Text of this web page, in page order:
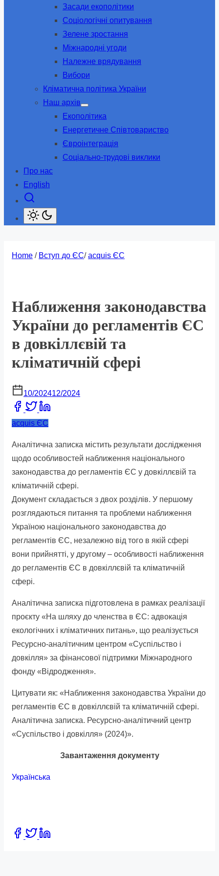
Засади екополітики
Соціологічні опитування
Зелене зростання
Міжнародні угоди
Належне врядування
Вибори
Кліматична політика України
Наш архів
Show
sub
Екополітика
Енергетичне Співтовариство
Євроінтеграція
Соціально-трудові виклики
Про нас
English
Home / Вступ до ЄС/acquis ЄС
Наближення законодавства
України до регламентів ЄС
в довкіллєвій та
кліматичній сфері
10/202412/2024
Share
this
on:
acquis ЄС
Аналітична записка містить результати дослідження
щодо особливостей наближення національного
законодавства до регламентів ЄС у довкіллєвій та
кліматичній сфері.
Документ складається з двох розділів. У першому
розглядаються питання та проблеми наближення
Україною національного законодавства до
регламентів ЄС, незалежно від того в якій сфері
вони прийнятті, у другому – особливості наближення
до регламентів ЄС в довкіллєвій та кліматичній
сфері.
Аналітична записка підготовлена в рамках реалізації
проєкту «На шляху до членства в ЄС: адвокація
екологічних і кліматичних питань», що реалізується
Ресурсно-аналітичним центром «Суспільство і
довкілля» за фінансової підтримки Міжнародного
фонду «Відродження».
Цитувати як: «Наближення законодавства України до
регламентів ЄС в довкіллєвій та кліматичній сфері.
Аналітична записка. Ресурсно-аналітичний центр
«Суспільство і довкілля» (2024)».
Завантаження документу
Українська
Share